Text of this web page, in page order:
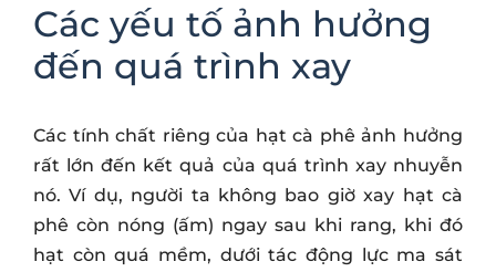
Các yếu tố ảnh hưởng
đến quá trình xay
Các tính chất riêng của hạt cà phê ảnh hưởng
rất lớn đến kết quả của quá trình xay nhuyễn
nó. Ví dụ, người ta không bao giờ xay hạt cà
phê còn nóng (ấm) ngay sau khi rang, khi đó
hạt còn quá mềm, dưới tác động lực ma sát